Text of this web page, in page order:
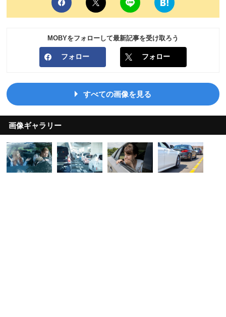
MOBYをフォローして最新記事を受け取ろう
フォロー フォロー
すべての画像を見る
画像ギャラリー